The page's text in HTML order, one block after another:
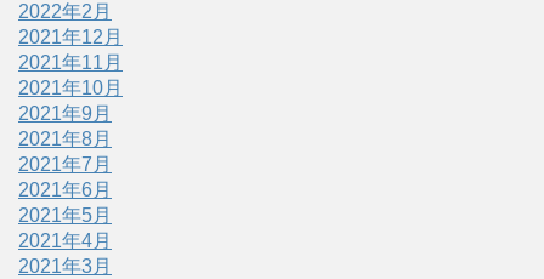
2022年2月
2021年12月
2021年11月
2021年10月
2021年9月
2021年8月
2021年7月
2021年6月
2021年5月
2021年4月
2021年3月